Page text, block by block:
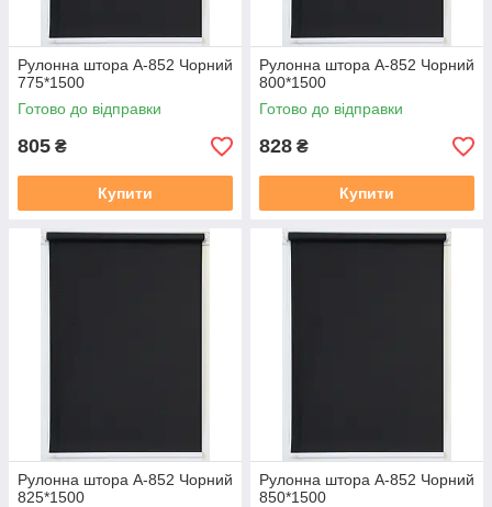
Рулонна штора А-852 Чорний
775*1500
Готово до відправки
805 ₴
Купити
Рулонна штора А-852 Чорний
800*1500
Готово до відправки
828 ₴
Купити
Рулонна штора А-852 Чорний
825*1500
Рулонна штора А-852 Чорний
850*1500